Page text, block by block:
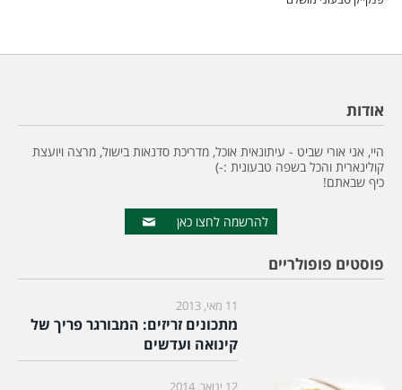
אודות
היי, אני אורי שביט - עיתונאית אוכל, מדריכת סדנאות בישול, מרצה ויועצת
קולינארית והכל בשפה טבעונית :-)
כיף שבאתם!
להרשמה לחצו כאן
פוסטים פופולריים
11 מאי, 2013
מתכונים זריזים: המבורגר פריך של
קינואה ועדשים
12 ינואר, 2014